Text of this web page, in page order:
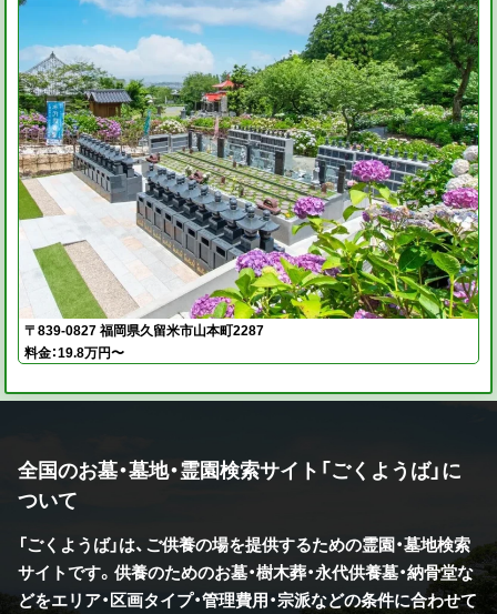
〒839-0827 福岡県久留米市山本町2287
料金：19.8万円〜
全国のお墓・墓地・霊園検索サイト「ごくようば」に
ついて
「ごくようば」は、ご供養の場を提供するための霊園・墓地検索
サイトです。供養のためのお墓・樹木葬・永代供養墓・納骨堂な
どをエリア・区画タイプ・管理費用・宗派などの条件に合わせて